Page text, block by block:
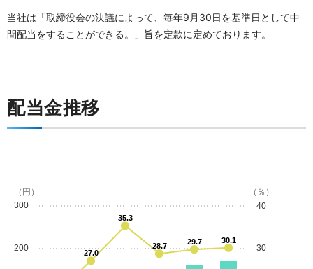
当社は「取締役会の決議によって、毎年9月30日を基準日として中
間配当をすることができる。」旨を定款に定めております。
配当金推移
200
300
（円）
30
40
（％）
27.0
35.3
28.7 29.7 30.1